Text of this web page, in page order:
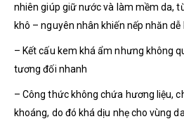
nhiên giúp giữ nước và làm mềm da,
khô – nguyên nhân khiến nếp nhăn dễ
– Kết cấu kem khá ẩm nhưng không
tương đối nhanh
– Công thức không chứa hương liệu,
khoáng, do đó khá dịu nhẹ cho vùng